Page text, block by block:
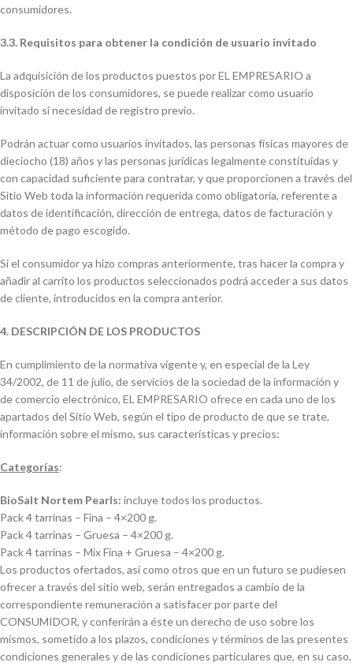
consumidores.
3.3. Requisitos para obtener la condición de usuario invitado
La adquisición de los productos puestos por EL EMPRESARIO a
disposición de los consumidores, se puede realizar como usuario
invitado si necesidad de registro previo.
Podrán actuar como usuarios invitados, las personas físicas mayores de
dieciocho (18) años y las personas jurídicas legalmente constituidas y
con capacidad suficiente para contratar, y que proporcionen a través del
Sitio Web toda la información requerida como obligatoria, referente a
datos de identificación, dirección de entrega, datos de facturación y
método de pago escogido.
Si el consumidor ya hizo compras anteriormente, tras hacer la compra y
añadir al carrito los productos seleccionados podrá acceder a sus datos
de cliente, introducidos en la compra anterior.
4. DESCRIPCIÓN DE LOS PRODUCTOS
En cumplimiento de la normativa vigente y, en especial de la Ley
34/2002, de 11 de julio, de servicios de la sociedad de la información y
de comercio electrónico, EL EMPRESARIO ofrece en cada uno de los
apartados del Sitio Web, según el tipo de producto de que se trate,
información sobre el mismo, sus características y precios:
Categorías:
BioSalt Nortem Pearls: incluye todos los productos.
Pack 4 tarrinas – Fina – 4×200 g.
Pack 4 tarrinas – Gruesa – 4×200 g.
Pack 4 tarrinas – Mix Fina + Gruesa – 4×200 g.
Los productos ofertados, así como otros que en un futuro se pudiesen
ofrecer a través del sitio web, serán entregados a cambio de la
correspondiente remuneración a satisfacer por parte del
CONSUMIDOR, y conferirán a éste un derecho de uso sobre los
mismos, sometido a los plazos, condiciones y términos de las presentes
condiciones generales y de las condiciones particulares que, en su caso,